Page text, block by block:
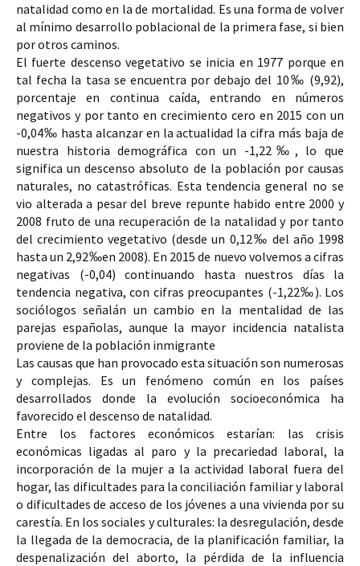
natalidad como en la de mortalidad. Es una forma de volver
al mínimo desarrollo poblacional de la primera fase, si bien
por otros caminos.
El fuerte descenso vegetativo se inicia en 1977 porque en
tal fecha la tasa se encuentra por debajo del 10‰ (9,92),
porcentaje en continua caída, entrando en números
negativos y por tanto en crecimiento cero en 2015 con un
-0,04‰ hasta alcanzar en la actualidad la cifra más baja de
nuestra historia demográfica con un -1,22‰, lo que
significa un descenso absoluto de la población por causas
naturales, no catastróficas. Esta tendencia general no se
vio alterada a pesar del breve repunte habido entre 2000 y
2008 fruto de una recuperación de la natalidad y por tanto
del crecimiento vegetativo (desde un 0,12‰ del año 1998
hasta un 2,92‰en 2008). En 2015 de nuevo volvemos a cifras
negativas (-0,04) continuando hasta nuestros días la
tendencia negativa, con cifras preocupantes (-1,22‰). Los
sociólogos señalán un cambio en la mentalidad de las
parejas españolas, aunque la mayor incidencia natalista
proviene de la población inmigrante
Las causas que han provocado esta situación son numerosas
y complejas. Es un fenómeno común en los países
desarrollados donde la evolución socioeconómica ha
favorecido el descenso de natalidad.
Entre los factores económicos estarían: las crisis
económicas ligadas al paro y la precariedad laboral, la
incorporación de la mujer a la actividad laboral fuera del
hogar, las dificultades para la conciliación familiar y laboral
o dificultades de acceso de los jóvenes a una vivienda por su
carestía. En los sociales y culturales: la desregulación, desde
la llegada de la democracia, de la planificación familiar, la
despenalización del aborto, la pérdida de la influencia